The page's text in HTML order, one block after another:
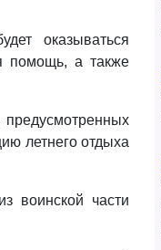
оказываться
помощь, а также
предусмотренных
летнего отдыха
воинской части